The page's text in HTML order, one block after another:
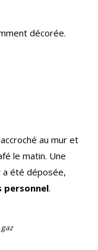
décorée.
accroché au mur et
le matin. Une
a été déposée,
personnel.